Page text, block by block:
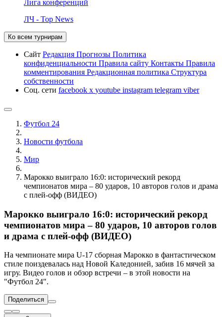
Лига конференций
ЛЧ - Top News
Ко всем турнирам
Сайт Редакция Прогнозы Политика
конфиденциальности Правила сайту Контакты Правила
комментирования Редакционная политика Структура
собственности
Соц. сети facebook x youtube instagram telegram viber
Футбол 24
Новости футбола
Мир
Марокко выиграло 16:0: исторический рекорд
чемпионатов мира – 80 ударов, 10 авторов голов и драма
с плей-офф (ВИДЕО)
Марокко выиграло 16:0: исторический рекорд
чемпионатов мира – 80 ударов, 10 авторов голов
и драма с плей-офф (ВИДЕО)
На чемпионате мира U-17 сборная Марокко в фантастическом
стиле поиздевалась над Новой Каледонией, забив 16 мячей за
игру. Видео голов и обзор встречи – в этой новости на
"Футбол 24".
Поделиться